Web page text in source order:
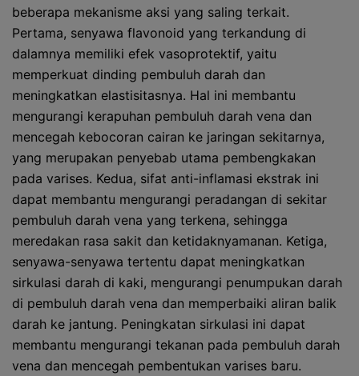
beberapa mekanisme aksi yang saling terkait.
Pertama, senyawa flavonoid yang terkandung di
dalamnya memiliki efek vasoprotektif, yaitu
memperkuat dinding pembuluh darah dan
meningkatkan elastisitasnya. Hal ini membantu
mengurangi kerapuhan pembuluh darah vena dan
mencegah kebocoran cairan ke jaringan sekitarnya,
yang merupakan penyebab utama pembengkakan
pada varises. Kedua, sifat anti-inflamasi ekstrak ini
dapat membantu mengurangi peradangan di sekitar
pembuluh darah vena yang terkena, sehingga
meredakan rasa sakit dan ketidaknyamanan. Ketiga,
senyawa-senyawa tertentu dapat meningkatkan
sirkulasi darah di kaki, mengurangi penumpukan darah
di pembuluh darah vena dan memperbaiki aliran balik
darah ke jantung. Peningkatan sirkulasi ini dapat
membantu mengurangi tekanan pada pembuluh darah
vena dan mencegah pembentukan varises baru.